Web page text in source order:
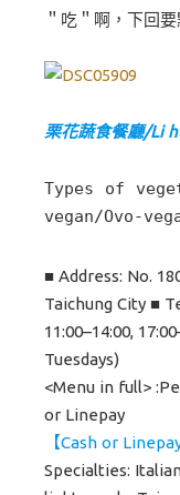
＂吃＂啊，下回
栗花蔬食餐廳/Li
Types of
vegan/Ovo-
■ Address: No.
Taichung City ■
11:00–14:00,
Tuesdays)
<Menu in full>
or Linepay
【Cash or
Specialties: